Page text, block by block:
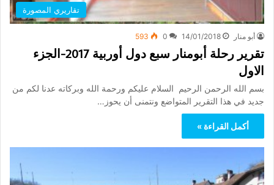
تقاريري المصورة
أبو منار 14/01/2018
0
593
تقرير رحلة أبومنار سبع دول أوربية 2017-الجزء
الاول
بسم الله الرحمن الرحيم السلام عليكم ورحمة الله وبركاته عدنا لكم من
جديد في هذا التقرير المتواضع ونتمنى أن يحوز…
أكمل القراءة »